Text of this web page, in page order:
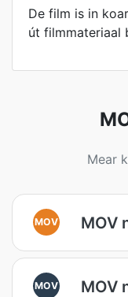
De film is in
út filmmateriaal
Mear
MOV MOV
MOV MOV